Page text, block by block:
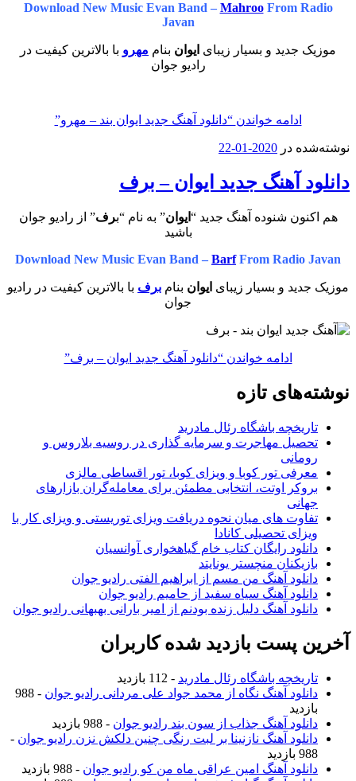
Download New Music Evan Band – MahrooFrom Radio
Javan
موزیک جدید و بسیار زیبای ایوان بنام مهرو با بالاترین کیفیت در
رادیو جوان
ادامه خواندن “دانلود آهنگ جدید ایوان بند – مهرو”
نوشته‌شده در 2020-01-22
دانلود آهنگ جدید ایوان – برف
هم اکنون شنوده آهنگ جدید “ ایوان” به نام “برف” از رادیو جوان
باشید
Download New Music Evan Band – BarfFrom Radio Javan
موزیک جدید و بسیار زیبای ایوان بنام برف با بالاترین کیفیت در رادیو
جوان
ادامه خواندن “دانلود آهنگ جدید ایوان – برف”
نوشته‌های تازه
تاریخچه باشگاه رئال مادرید
تحصیل مهاجرت و سرمایه گذاری در روسیه بلاروس و
رومانی
معرفی تور کوبا و ویزای کوبا، تور اقساطی مالزی
بروکر اوتت، انتخابی مطمئن برای معامله‌گران بازارهای
جهانی
تفاوت های میان نحوه دریافت ویزای توریستی و ویزای کار با
ویزای تحصیلی کانادا
دانلود رایگان کتاب خام گیاهخواری آوانسیان
بازیکنان منچستر یونایتد
دانلود آهنگ من مسم از ابراهیم الفتی رادیو جوان
دانلود آهنگ سیاه سفید از حامیم رادیو جوان
دانلود آهنگ دلیل زنده بودنم از امیر بارانی بهبهانی رادیو جوان
آخرین پست بازدید شده کاربران
تاریخچه باشگاه رئال مادرید - 112 بازدید
دانلود آهنگ نگاه از محمد جواد علی مردانی رادیو جوان
- 988
بازدید
دانلود آهنگ جذاب از سون بند رادیو جوان - 988 بازدید
دانلود آهنگ نازنینا بر لبت رنگی چنین دلکش نزن رادیو جوان -
988 بازدید
دانلود آهنگ امین عراقی ماه من کو رادیو جوان - 988 بازدید